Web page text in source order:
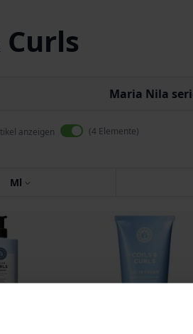
Maria Nila
anzeigen 4 Elemente
Ml